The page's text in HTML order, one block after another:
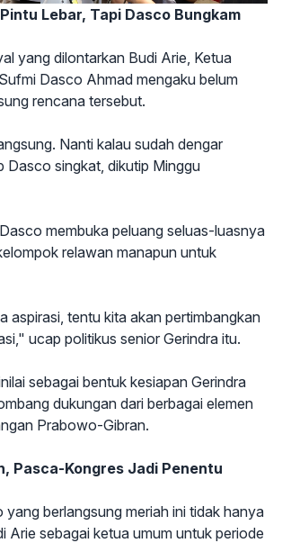
Lebar, Tapi Dasco Bungkam
yang dilontarkan Budi Arie, Ketua
Dasco Ahmad mengaku belum
rencana tersebut.
Nanti kalau sudah dengar
Dasco singkat, dikutip Minggu
membuka peluang seluas-luasnya
relawan manapun untuk
aspirasi, tentu kita akan pertimbangkan
ucap politikus senior Gerindra itu.
sebagai bentuk kesiapan Gerindra
dukungan dari berbagai elemen
Prabowo-Gibran.
Pasca-Kongres Jadi Penentu
yang berlangsung meriah ini tidak hanya
Arie sebagai ketua umum untuk periode